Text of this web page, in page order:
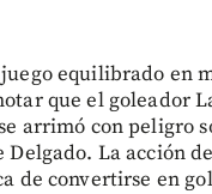
equilibrado en
que el goleador
arrimó con peligro
Delgado. La acción
de convertirse en